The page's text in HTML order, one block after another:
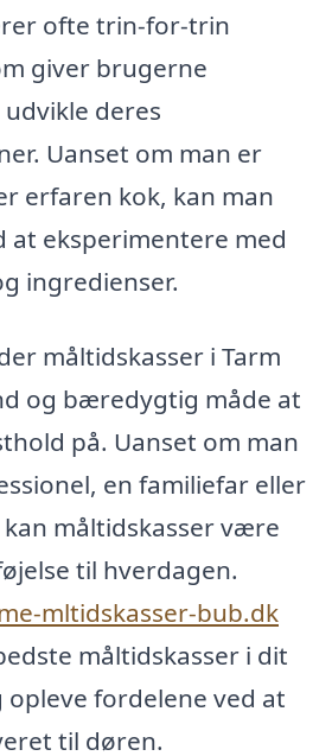
ofte trin-for-trin
giver brugerne
deres
Uanset om man er
erfaren kok, kan man
eksperimentere med
ingredienser.
måltidskasser i Tarm
og bæredygtig måde at
på. Uanset om man
en familiefar eller
måltidskasser være
til hverdagen.
mltidskasser-bub.dk
måltidskasser i dit
fordelene ved at
til døren.